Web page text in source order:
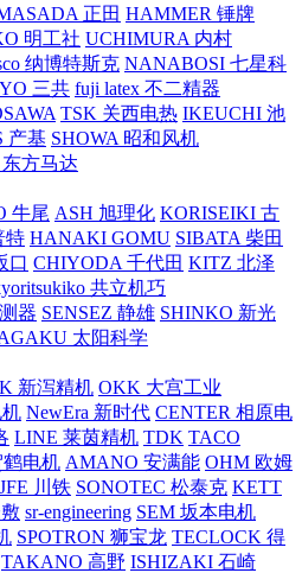
正田 HAMMER 锤牌
明工社 UCHIMURA 内村
纳博特斯克 NANABOSI 七星科
三共 fuji latex 不二精器
TSK 关西电热 IKEUCHI 池
产基 SHOWA 昭和风机
方马达
牛尾 ASH 旭理化 KORISEIKI 古
特 HANAKI GOMU SIBATA 柴田
口 CHIYODA 千代田 KITZ 北泽
共立机巧
器 SENSEZ 静雄 SHINKO 新光
太阳科学
新泻精机 OKK 大宫工业
NewEra 新时代 CENTER 相原电
LINE 莱茵精机 TDK TACO
电机 AMANO 安满能 OHM 欧姆
JFE 川铁 SONOTEC 松泰克 KETT
sr-engineering SEM 坂本电机
SPOTRON 狮宝龙 TECLOCK 得
TAKANO 高野 ISHIZAKI 石崎